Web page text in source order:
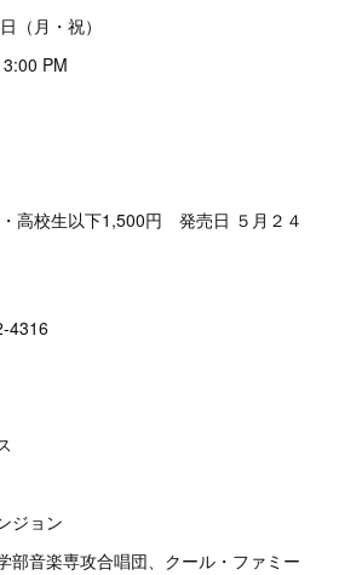
（月・祝）
PM
高校生以下1,500円 発売日 ５月２４
4316
ジョン
部音楽専攻合唱団、クール・ファミー